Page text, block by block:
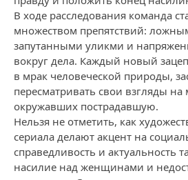
В ходе расследования команда
множеством препятствий:
запутанными уликми и
вокруг дела. Каждый новый
в мрак человеческой природы,
пересматривать свои взгляды
окружавших пострадавшую.
Нельзя не отметить, как
сериала делают акцент на
справедливость и актуальность
насилие над женщинами и